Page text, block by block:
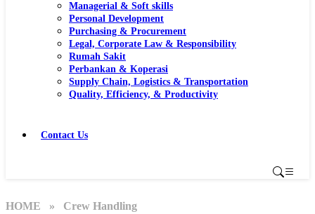
Managerial & Soft skills
Personal Development
Purchasing & Procurement
Legal, Corporate Law & Responsibility
Rumah Sakit
Perbankan & Koperasi
Supply Chain, Logistics & Transportation
Quality, Efficiency, & Productivity
Contact Us
HOME » Crew Handling